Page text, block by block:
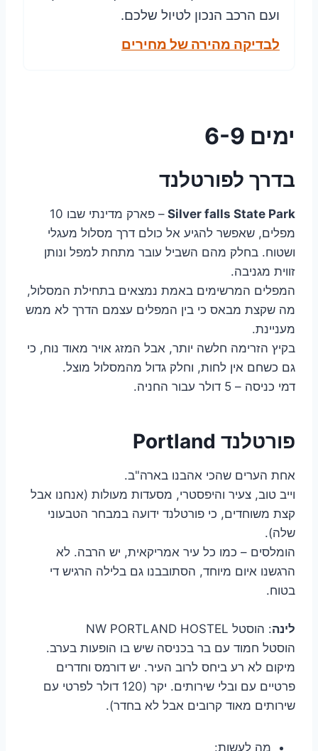
ועם הרכב הנכון לטיול שלכם.
לבדיקה מהירה של מחירים
ימים 6-9
בדרך לפורטלנד
Silver falls State Park
– פארק מדינתי שבו 10
מפלים, שאפשר להגיע אל כולם דרך מסלול מעגלי
ושטוח. בחלק מהם השביל עובר מתחת למפל ונותן
זווית מגניבה.
המפלים המרשימים באמת נמצאים בתחילת המסלול,
מה שקצת מבאס כי בין המפלים עצמם הדרך לא ממש
מעניינת.
בקיץ הזרימה חלשה יותר, אבל המזג אויר מאוד נוח, כי
גם כשחם אין לחות, וחלק גדול מהמסלול מוצל.
דמי כניסה – 5 דולר עבור החניה.
פורטלנד Portland
אחת הערים שהכי אהבנו בארה"ב.
וייב טוב, צעיר והיפסטרי, מסעדות מעולות (אנחנו אבל
קצת משוחדים, כי פורטלנד ידועה במבחר הטבעוני
שלה).
הומלסים – כמו כל עיר אמריקאית, יש הרבה. לא
הרגשנו איום מיוחד, הסתובבנו גם בלילה הרגיש די
בטוח.
לינה: הוסטל NW PORTLAND HOSTEL
הוסטל חמוד עם בר בכניסה שיש בו הופעות בערב.
מיקום לא רע ביחס לרוב העיר. יש דורמס וחדרים
פרטיים עם ובלי שירותים. יקר (120 דולר לפרטי עם
שירותים מאוד קרובים אבל לא בחדר).
מה לעשות: